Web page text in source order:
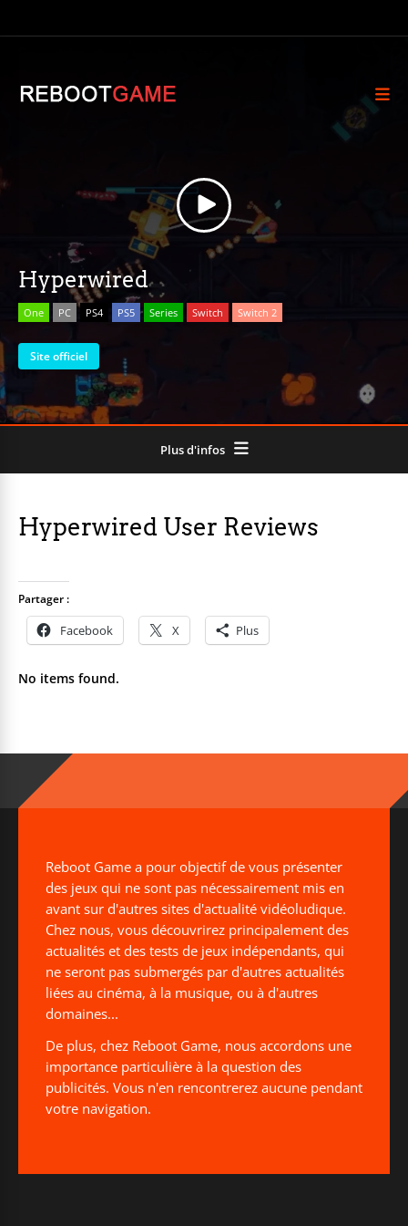
Hyperwired
One PC PS4 PS5 Series Switch Switch 2
Site officiel
Plus d'infos
Hyperwired User Reviews
Partager :
Facebook X Plus
No items found.
Reboot Game a pour objectif de vous présenter
des jeux qui ne sont pas nécessairement mis en
avant sur d'autres sites d'actualité vidéoludique.
Chez nous, vous découvrirez principalement des
actualités et des tests de jeux indépendants, qui
ne seront pas submergés par d'autres actualités
liées au cinéma, à la musique, ou à d'autres
domaines...
De plus, chez Reboot Game, nous accordons une
importance particulière à la question des
publicités. Vous n'en rencontrerez aucune pendant
votre navigation.